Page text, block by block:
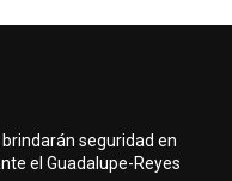
seguridad en
el Guadalupe-Reyes